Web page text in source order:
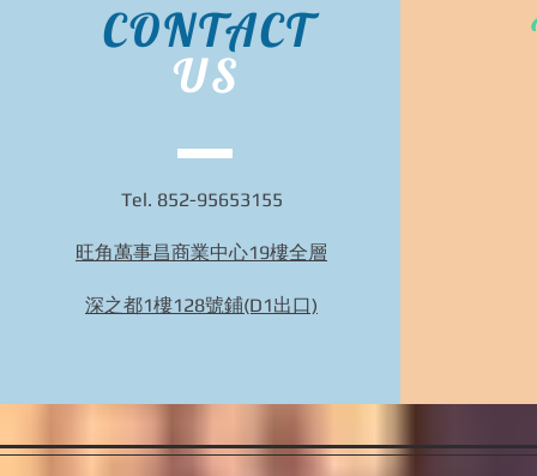
Bidhongkong.com 台灣代購《nuhi》台灣nuhi時
裝,外套,配飾代購-台灣網站代購(香港)
CONTACT
US
Tel. 852-95653155
旺角萬事昌商業中心19樓全層
深之都1樓128號鋪(D1出口)